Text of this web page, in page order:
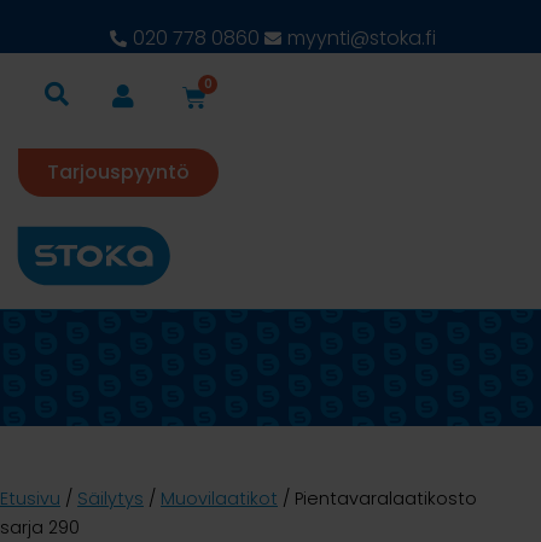
020 778 0860 myynti@stoka.fi
0
Tarjouspyyntö
Etusivu / Säilytys / Muovilaatikot / Pientavaralaatikosto
sarja 290